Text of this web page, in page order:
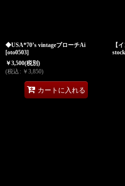
◆USA*70’s vintageブローチAi
[oto0503]
￥3,500(税別)
(税込 : ￥ 3,850)
カートに入れる
【